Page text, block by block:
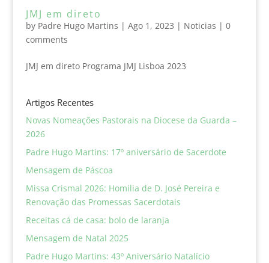
JMJ em direto
by Padre Hugo Martins | Ago 1, 2023 | Noticias | 0
comments
JMJ em direto Programa JMJ Lisboa 2023
Artigos Recentes
Novas Nomeações Pastorais na Diocese da Guarda –
2026
Padre Hugo Martins: 17º aniversário de Sacerdote
Mensagem de Páscoa
Missa Crismal 2026: Homilia de D. José Pereira e
Renovação das Promessas Sacerdotais
Receitas cá de casa: bolo de laranja
Mensagem de Natal 2025
Padre Hugo Martins: 43º Aniversário Natalício